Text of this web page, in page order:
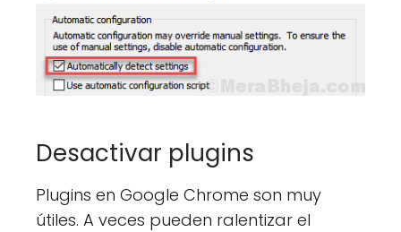
Desactivar plugins
Plugins en Google Chrome son muy
útiles. A veces pueden ralentizar el